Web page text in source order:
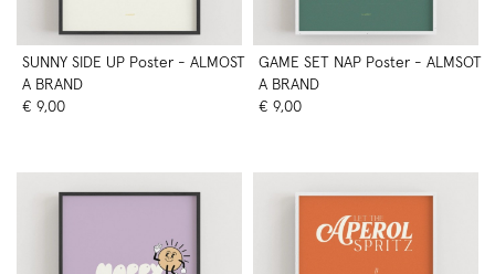
SUNNY SIDE UP Poster - ALMOST
A BRAND
€ 9,00
GAME SET NAP Poster - ALMSOT
A BRAND
€ 9,00